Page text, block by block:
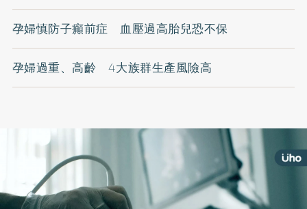
孕婦慎防子癲前症 血壓過高胎兒恐不保
孕婦過重、高齡 4大族群生產風險高